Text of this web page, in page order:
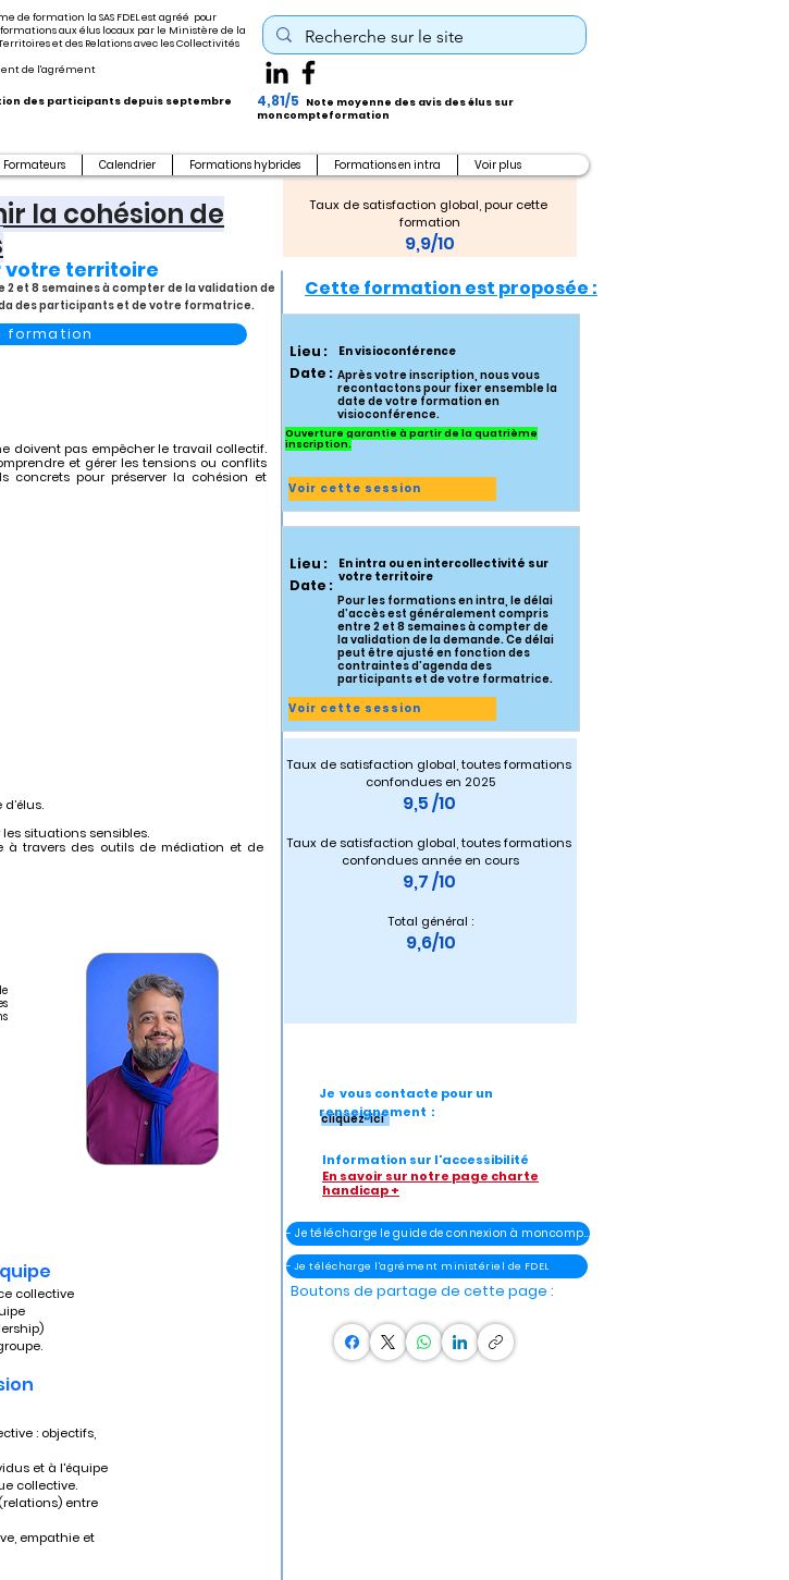
de formation la SAS FDEL est agréé pour
aux élus locaux par le Ministère de la
et des Relations avec les Collectivités
de l'agrément
des participants depuis septembre
4,81/5
Note moyenne des avis des élus sur
moncompteformation
Formateurs Calendrier Formations hybrides Formations en intra Voir plus
la cohésion de
votre territoire
et 8 semaines à compter de la validation de
des participants et de votre formatrice.
doivent pas empêcher le travail collectif.
et gérer les tensions ou conflits
concrets pour préserver la cohésion et
situations sensibles.
à travers des outils de médiation et de
collective
: objectifs,
et à l'équipe
collective.
entre
empathie et
formation
Cette formation est proposée :
Taux de satisfaction global, pour cette
formation
9,9/10
En visioconférence
Après votre inscription, nous vous
recontactons pour fixer ensemble la
date de votre formation en
visioconférence.
Lieu :
Date :
Ouverture garantie à partir de la quatrième
inscription.
Voir cette session
En intra ou en intercollectivité sur
votre territoire
Pour les formations en intra, le délai
d’accès est généralement compris
entre 2 et 8 semaines à compter de
la validation de la demande. Ce délai
peut être ajusté en fonction des
contraintes d’agenda des
participants et de votre formatrice.
Lieu :
Date :
Voir cette session
Taux de satisfaction global, toutes formations
confondues en 2025
9,5 /10
Taux de satisfaction global, toutes formations
confondues année en cours
9,7 /10
Total général :
9,6/10
cliquez-ici
Je vous contacte pour un
renseignement :
Information sur l'accessibilité
En savoir sur notre page charte
handicap +
- Je télécharge le guide de connexion à moncompteélu
- Je télécharge l'agrément ministériel de FDEL
Boutons de partage de cette page :